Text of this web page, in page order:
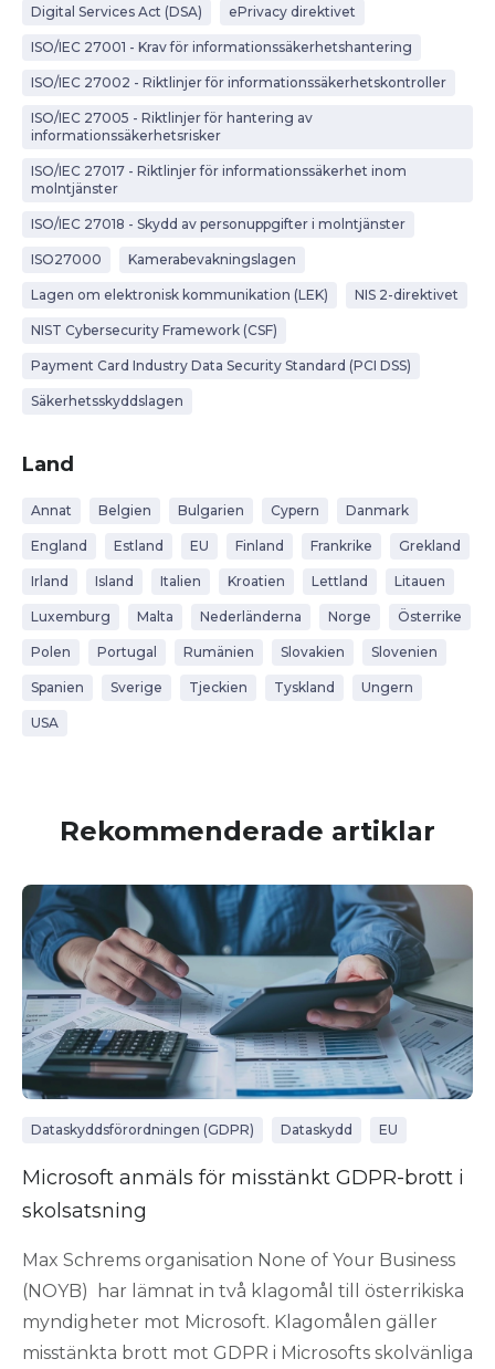
Digital Services Act (DSA) ePrivacy direktivet
ISO/IEC 27001 - Krav för informationssäkerhetshantering
ISO/IEC 27002 - Riktlinjer för informationssäkerhetskontroller
ISO/IEC 27005 - Riktlinjer för hantering av
informationssäkerhetsrisker
ISO/IEC 27017 - Riktlinjer för informationssäkerhet inom
molntjänster
ISO/IEC 27018 - Skydd av personuppgifter i molntjänster
ISO27000 Kamerabevakningslagen
Lagen om elektronisk kommunikation (LEK) NIS 2-direktivet
NIST Cybersecurity Framework (CSF)
Payment Card Industry Data Security Standard (PCI DSS)
Säkerhetsskyddslagen
Land
Annat Belgien Bulgarien Cypern Danmark
England Estland EU Finland Frankrike Grekland
Irland Island Italien Kroatien Lettland Litauen
Luxemburg Malta Nederländerna Norge Österrike
Polen Portugal Rumänien Slovakien Slovenien
Spanien Sverige Tjeckien Tyskland Ungern
USA
Rekommenderade artiklar
Dataskyddsförordningen (GDPR) Dataskydd EU
Microsoft anmäls för misstänkt GDPR-brott i
skolsatsning
Max Schrems organisation None of Your Business
(NOYB) har lämnat in två klagomål till österrikiska
myndigheter mot Microsoft. Klagomålen gäller
misstänkta brott mot GDPR i Microsofts skolvänliga